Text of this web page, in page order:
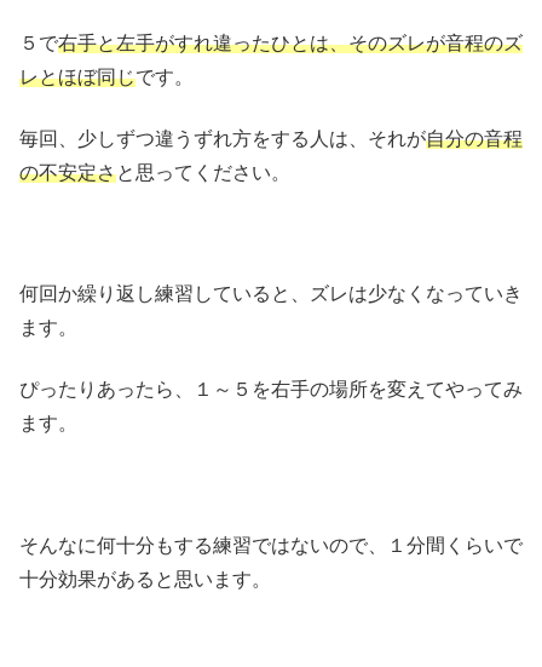
５で右手と左手がすれ違ったひとは、そのズレが音程のズ
レとほぼ同じです。
毎回、少しずつ違うずれ方をする人は、それが自分の音程
の不安定さと思ってください。
何回か繰り返し練習していると、ズレは少なくなっていき
ます。
ぴったりあったら、１～５を右手の場所を変えてやってみ
ます。
そんなに何十分もする練習ではないので、１分間くらいで
十分効果があると思います。